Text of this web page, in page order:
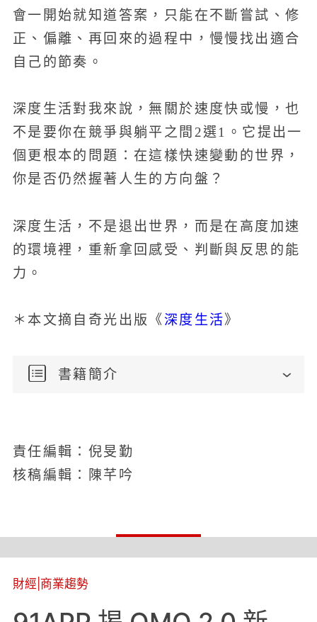
會一開始就知道答案，只能在不斷嘗試、修
正、偏離、再回來的過程中，慢慢找出適合
自己的節奏。
深度生活對我來說，無關於速度快或慢，也
不是要你在競爭與躺平之間2選1。它提出一
個更根本的問題：在這樣快速變動的世界，
你是否仍然握著人生的方向盤？
深度生活，不是退出世界，而是在高度加速
的環境裡，重新拿回感受、判斷與反思的能
力。
＊本文摘自奇光出版《 深度生活》
書籍簡介
責任編輯：倪旻勤
核稿編輯：陳芊吟
財經 商業趨勢